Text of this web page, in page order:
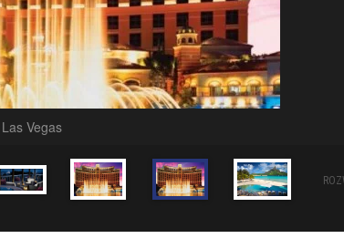
Vegas